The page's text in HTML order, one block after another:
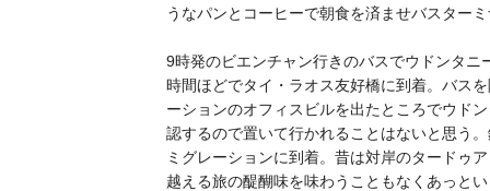
うなパンとコーヒーで朝食を済ませバスター
9時発のビエンチャン行きのバスでウドンタ
時間ほどでタイ・ラオス友好橋に到着。バス
ーションのオフィスビルを出たところでウド
認するので置いて行かれることはないと思う
ミグレーションに到着。昔は対岸のタードゥ
越える旅の醍醐味を味わうこともなくあっと